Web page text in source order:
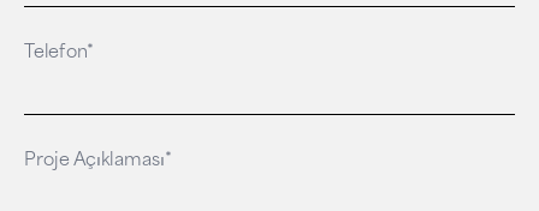
Telefon*
Proje Açıklaması*